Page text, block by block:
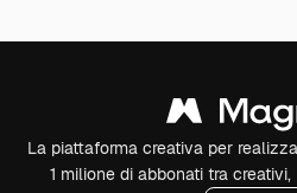
La piattaforma creativa per
1 milione di abbonati tra